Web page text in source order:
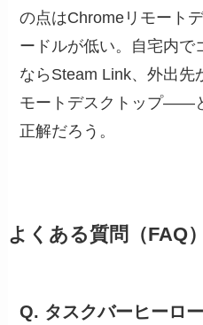
の点はChromeリモート
ードルが低い。自宅内で
ならSteam Link、外出先
モートデスクトップ——
正解だろう。
よくある質問（FAQ）
Q. タスクバーヒーロ